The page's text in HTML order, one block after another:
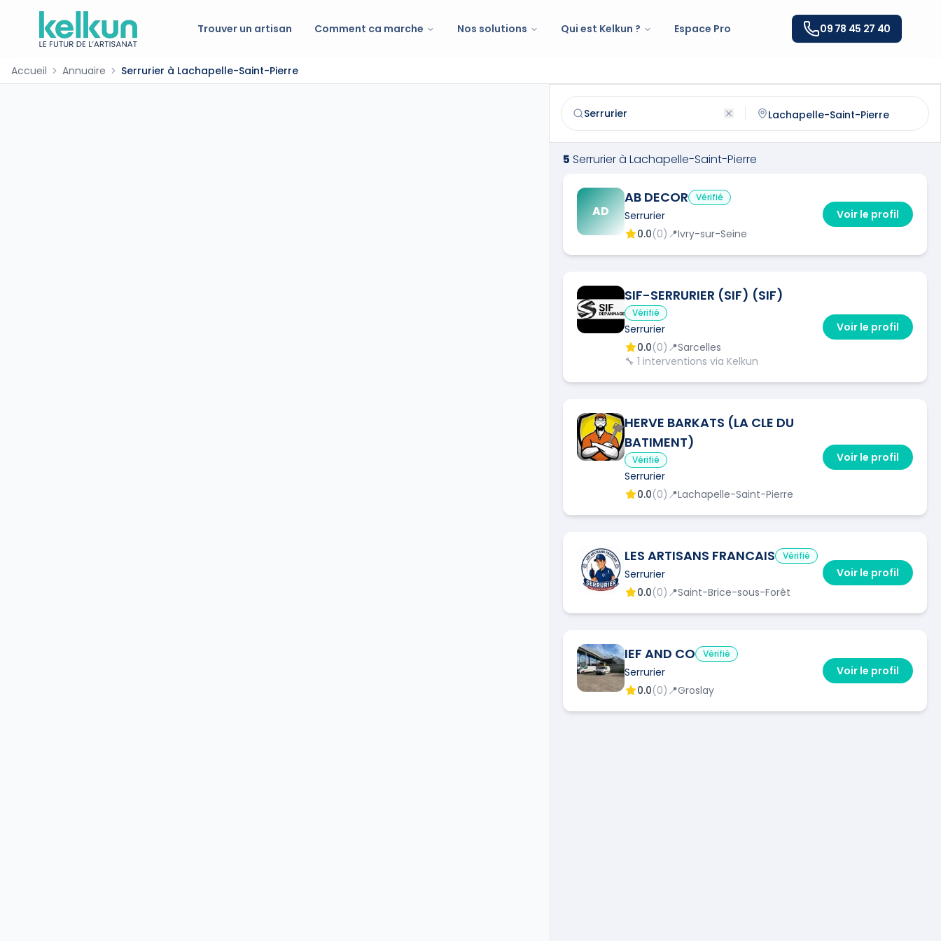
Trouver un artisan Comment ca marche Nos solutions Qui est Kelkun ? Espace Pro 09 78 45 27 40
Accueil Annuaire Serrurier à Lachapelle-Saint-Pierre
Trouvez et contactez un
serrurier qualifié à Lachapelle-Saint-Pierre
5 Serrurierà Lachapelle-Saint-Pierre
AD
AB DECOR Vérifié
Serrurier
0.0(0) 📍Ivry-sur-Seine
Voir le profil
SIF-SERRURIER (SIF) (SIF)
Vérifié
Serrurier
0.0(0) 📍Sarcelles
🔧 1 interventions via Kelkun
Voir le profil
HERVE BARKATS (LA CLE DU
BATIMENT)
Vérifié
Serrurier
0.0(0) 📍Lachapelle-Saint-Pierre
Voir le profil
LES ARTISANS FRANCAIS Vérifié
Serrurier
0.0(0) 📍Saint-Brice-sous-Forêt
Voir le profil
IEF AND CO Vérifié
Serrurier
0.0(0) 📍Groslay
Voir le profil